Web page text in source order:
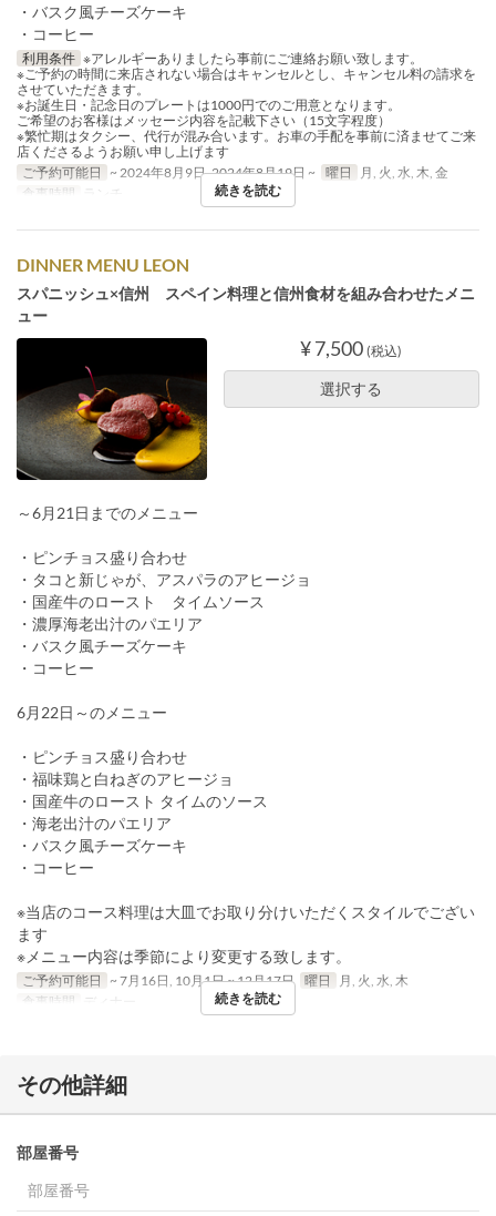
・バスク風チーズケーキ
・コーヒー
利用条件 ※アレルギーありましたら事前にご連絡お願い致します。
※ご予約の時間に来店されない場合はキャンセルとし、キャンセル料の請求を
させていただきます。
※お誕生日・記念日のプレートは1000円でのご用意となります。
ご希望のお客様はメッセージ内容を記載下さい（15文字程度）
※繁忙期はタクシー、代行が混み合います。お車の手配を事前に済ませてご来
店くださるようお願い申し上げます
ご予約可能日
~ 2024年8月9日, 2024年8月19日 ~ 曜日
月, 火, 水, 木, 金
食事時間
ランチ 続きを読む
DINNER MENU LEON
スパニッシュ×信州 スペイン料理と信州食材を組み合わせたメニ
ュー
¥ 7,500 (税込)
選択する
～6月21日までのメニュー
・ピンチョス盛り合わせ
・タコと新じゃが、アスパラのアヒージョ
・国産牛のロースト タイムソース
・濃厚海老出汁のパエリア
・バスク風チーズケーキ
・コーヒー
6月22日～のメニュー
・ピンチョス盛り合わせ
・福味鶏と白ねぎのアヒージョ
・国産牛のロースト タイムのソース
・海老出汁のパエリア
・バスク風チーズケーキ
・コーヒー
※当店のコース料理は大皿でお取り分けいただくスタイルでござい
ます
※メニュー内容は季節により変更する致します。
ご予約可能日 ~ 7月16日, 10月1日 ~ 12月17日 曜日
月, 火, 水, 木
食事時間
ディナー 続きを読む
その他詳細
部屋番号